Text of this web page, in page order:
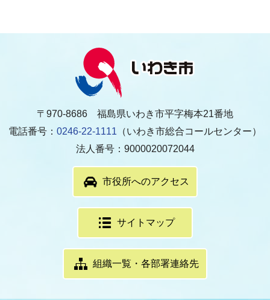
〒970-8686 福島県いわき市平字梅本21番地
電話番号： 0246-22-1111 （いわき市総合コールセンター）
法人番号：9000020072044
市役所へのアクセス
サイトマップ
組織一覧・各部署連絡先